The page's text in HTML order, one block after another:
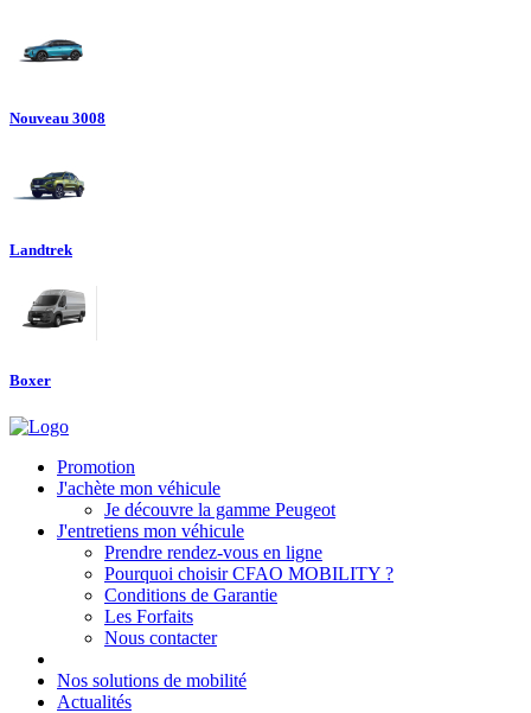
Nouveau 3008
Landtrek
Boxer
Promotion
J'achète mon véhicule
Je découvre la gamme Peugeot
J'entretiens mon véhicule
Prendre rendez-vous en ligne
Pourquoi choisir CFAO MOBILITY ?
Conditions de Garantie
Les Forfaits
Nous contacter
Nos solutions de mobilité
Actualités